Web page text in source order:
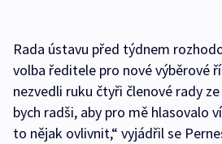
Rada ústavu před týdnem
volba ředitele pro nové výběrové
nezvedli ruku čtyři členové rady
bych radši, aby pro mě hlasovalo
to nějak ovlivnit,“ vyjádřil se